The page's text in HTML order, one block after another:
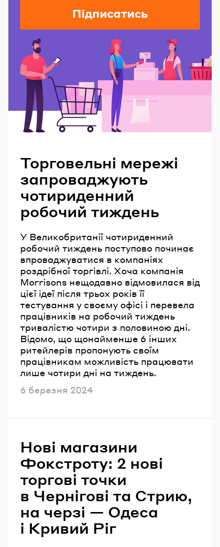
Підписатись
Торговельні мережі
запроваджують
чотириденний
робочий тиждень
У Великобританії чотириденний
робочий тиждень поступово починає
впроваджуватися в компаніях
роздрібної торгівлі. Хоча компанія
Morrisons нещодавно відмовилася від
цієї ідеї після трьох років її
тестування у своєму офісі і перевела
працівників на робочий тиждень
тривалістю чотири з половиною дні.
Відомо, що щонайменше 6 інших
ритейлерів пропонують своїм
працівникам можливість працювати
лише чотири дні на тиждень.
Опубліковано
6 березня 2024
Нові магазини
Фокстроту: 2 нові
торгові точки
в Чернігові та Стрию,
на черзі — Одеса
і Кривий Ріг